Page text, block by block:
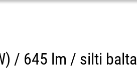
/ 645 lm / silti balta